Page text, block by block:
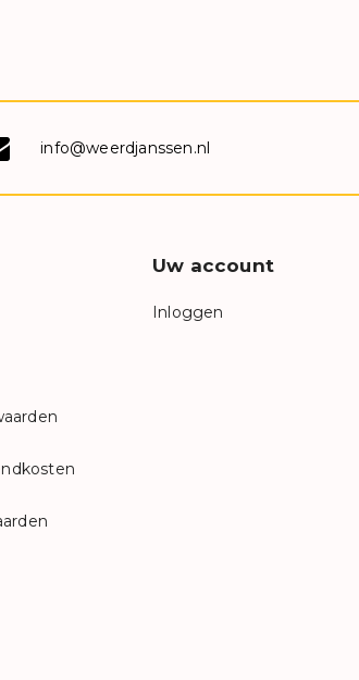
info@weerdjanssen.nl
Uw account
Inloggen